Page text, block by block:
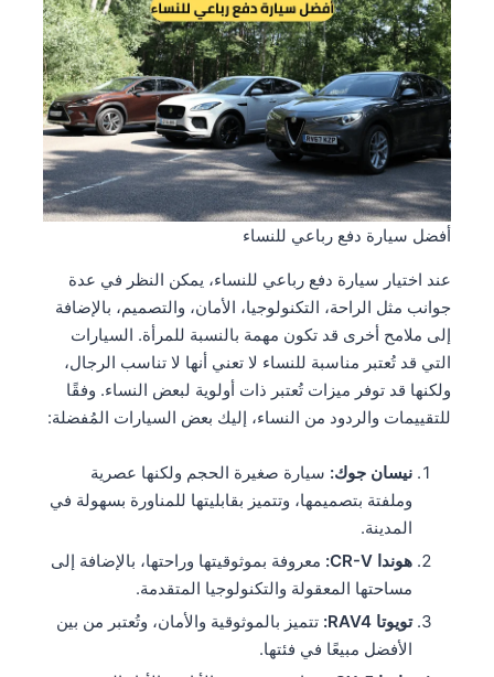
أفضل سيارة دفع رباعي للنساء
عند اختيار سيارة دفع رباعي للنساء، يمكن النظر في عدة
جوانب مثل الراحة، التكنولوجيا، الأمان، والتصميم، بالإضافة
إلى ملامح أخرى قد تكون مهمة بالنسبة للمرأة. السيارات
التي قد تُعتبر مناسبة للنساء لا تعني أنها لا تناسب الرجال،
ولكنها قد توفر ميزات تُعتبر ذات أولوية لبعض النساء. وفقًا
للتقييمات والردود من النساء، إليك بعض السيارات المُفضلة:
نيسان جوك: سيارة صغيرة الحجم ولكنها عصرية
وملفتة بتصميمها، وتتميز بقابليتها للمناورة بسهولة في
المدينة.
هوندا CR-V:
معروفة بموثوقيتها وراحتها، بالإضافة إلى
مساحتها المعقولة والتكنولوجيا المتقدمة.
تويوتا RAV4:
تتميز بالموثوقية والأمان، وتُعتبر من بين
الأفضل مبيعًا في فئتها.